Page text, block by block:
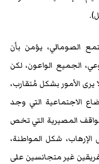
الصومالي، يؤمن بأن
الجميع الواعون، لكن
الأمور بشكل مُتقارب،
الاجتماعية التي وجد
المصيرية التي تخص
شكل المواطنة،
غير متجانسين على